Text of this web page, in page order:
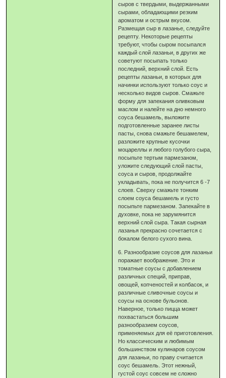
сыров с твердыми, выдержанными
сырами, обладающими резким
ароматом и острым вкусом.
Размещая сыр в лазанье, следуйте
рецепту. Некоторые рецепты
требуют, чтобы сыром посыпался
каждый слой лазаньи, в других же
советуют посыпать только
последний, верхний слой. Есть
рецепты лазаньи, в которых для
начинки используют только соус и
несколько видов сыров. Смажьте
форму для запекания оливковым
маслом и налейте на дно немного
соуса бешамель, выложите
подготовленные заранее листы
пасты, снова смажьте бешамелем,
разложите крупные кусочки
моцареллы и любого голубого сыра,
посыпьте тертым пармезаном,
уложите следующий слой пасты,
соуса и сыров, продолжайте
укладывать, пока не получится 6 -7
слоев. Сверху смажьте тонким
слоем соуса бешамель и густо
посыпьте пармезаном. Запекайте в
духовке, пока не зарумянится
верхний слой сыра. Такая сырная
лазанья прекрасно сочетается с
бокалом белого сухого вина.
6. Разнообразие соусов для лазаньи
поражает воображение. Это и
томатные соусы с добавлением
различных специй, приправ,
овощей, копченостей и колбасок, и
различные сливочные соусы и
соусы на основе бульонов.
Наверное, только пицца может
похвастаться большим
разнообразием соусов,
применяемых для её приготовления.
Но классическим и любимым
большинством кулинаров соусом
для лазаньи, по праву считается
соус бешамель. Этот нежный,
густой соус совсем не сложно